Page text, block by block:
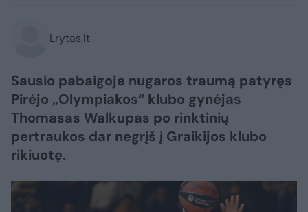
Lrytas.lt
Sausio pabaigoje nugaros traumą patyręs
Pirėjo „Olympiakos“ klubo gynėjas
Thomasas Walkupas po rinktinių
pertraukos dar negrįš į Graikijos klubo
rikiuotę.